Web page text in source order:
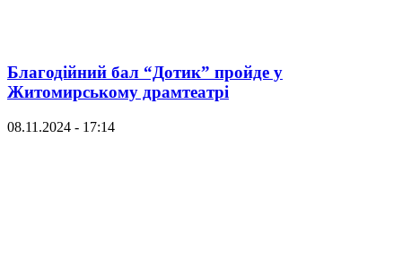
Благодійний бал “Дотик” пройде у
Житомирському драмтеатрі
08.11.2024 - 17:14